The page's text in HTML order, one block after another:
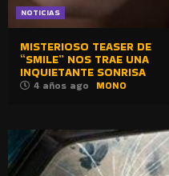
NOTICIAS
MISTERIOSO TEASER DE
“SMILE” NOS TRAE UNA
INQUIETANTE SONRISA
4 años ago MONO